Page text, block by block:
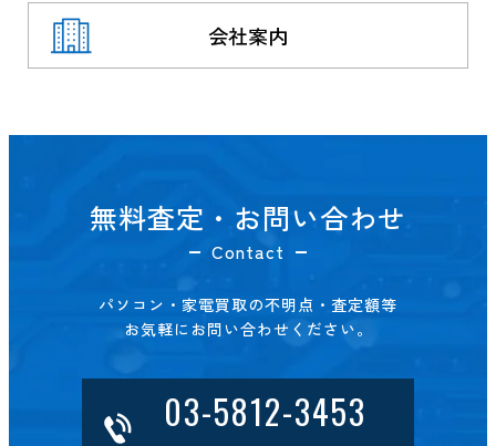
会社案内
無料査定・お問い合わせ
Contact
パソコン・家電買取の不明点・査定額等
お気軽にお問い合わせください。
03-5812-3453